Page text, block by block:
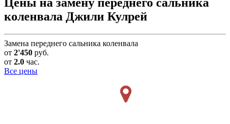
коленвала Джили Кулрей
Замена переднего сальника коленвала
от 2'450 руб.
от 2.0 час.
Все цены